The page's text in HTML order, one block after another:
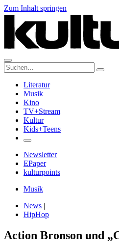
Zum Inhalt springen
Suche:
Literatur
Musik
Kino
TV+Stream
Kultur
Kids+Teens
Newsletter
EPaper
kulturpoints
Musik
News |
HipHop
Action Bronson und